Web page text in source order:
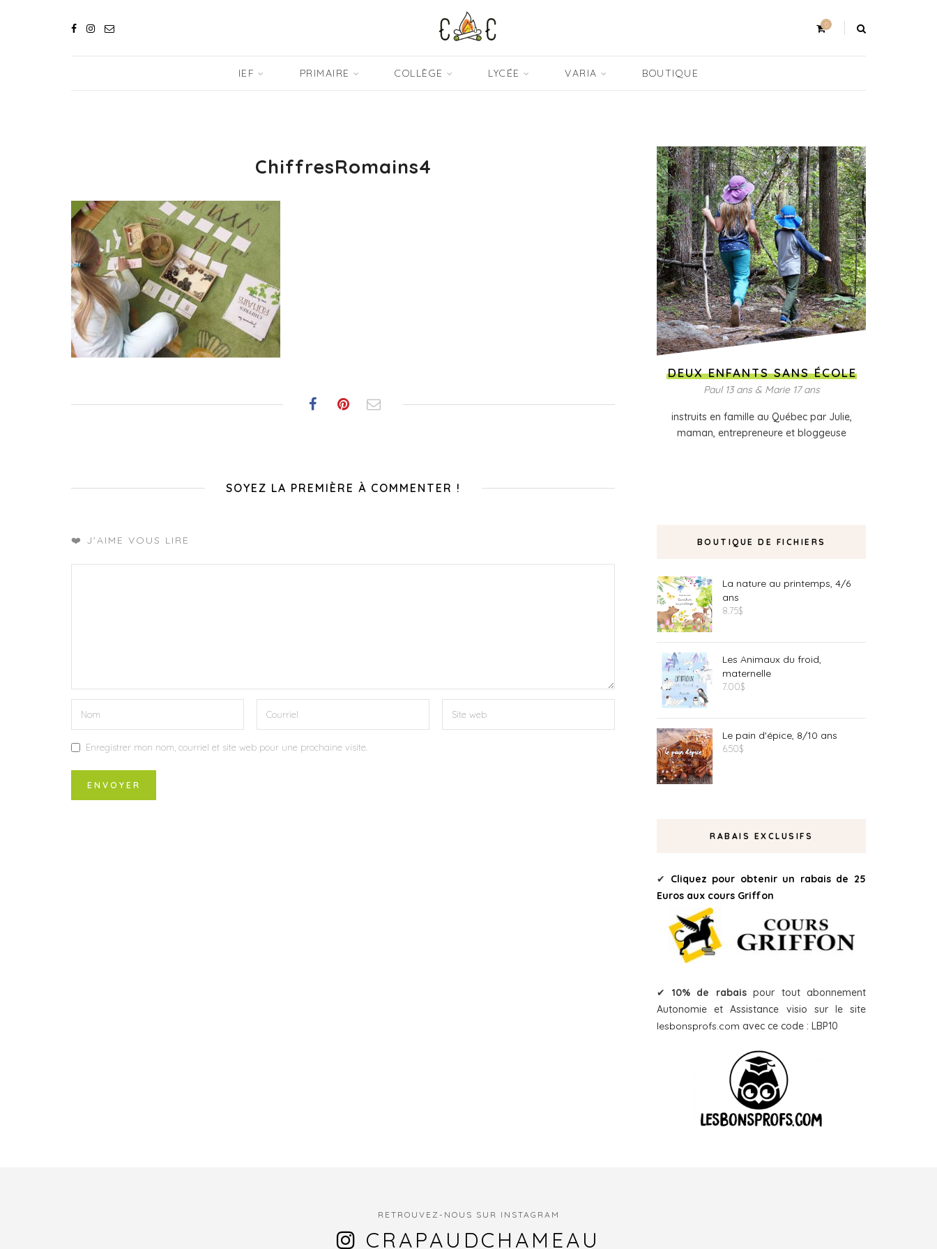
0
IEF PRIMAIRE COLLÈGE LYCÉE VARIA BOUTIQUE
ChiffresRomains4
SOYEZ LA PREMIÈRE À COMMENTER !
❤️ J'AIME VOUS LIRE
Enregistrer mon nom, courriel et site web pour une prochaine visite.
DEUX ENFANTS SANS ÉCOLE
Paul 13 ans & Marie 17 ans
instruits en famille au Québec par Julie,
maman, entrepreneure et bloggeuse
BOUTIQUE DE FICHIERS
La nature au printemps, 4/6
ans
8.75$
Les Animaux du froid,
maternelle
7.00$
Le pain d'épice, 8/10 ans
6.50$
RABAIS EXCLUSIFS
✔ Cliquez pour obtenir un rabais de 25
Euros aux cours Griffon
✔ 10% de rabaispour tout abonnement
Autonomie et Assistance visio sur le site
lesbonsprofs.com avec ce code : LBP10
RETROUVEZ-NOUS SUR INSTAGRAM
CRAPAUDCHAMEAU